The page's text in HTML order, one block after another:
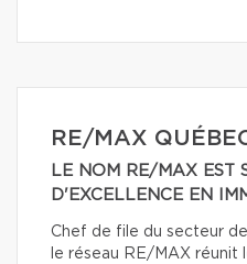
RE/MAX
LE NOM RE/MAX EST
D'EXCELLENCE EN
Chef de file du secteur
le réseau RE/MAX réunit